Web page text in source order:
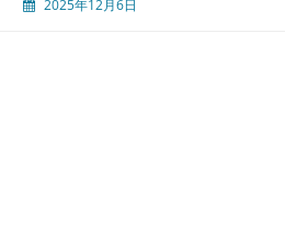
ル
2025年12月6日